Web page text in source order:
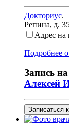
Докториус.
Репина, д.
Адрес на
Подробнее
Запись
Алексей
Записаться